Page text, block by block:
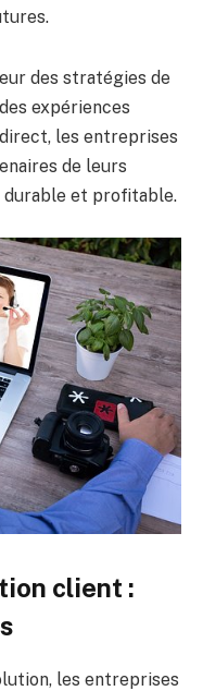
des stratégies de
expériences
les entreprises
de leurs
durable et profitable.
client :
les entreprises